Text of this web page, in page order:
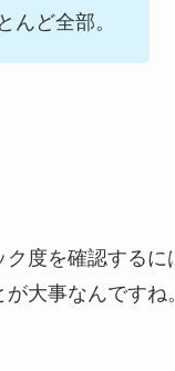
んど全部。
ク度を確認するに
大事なんですね。